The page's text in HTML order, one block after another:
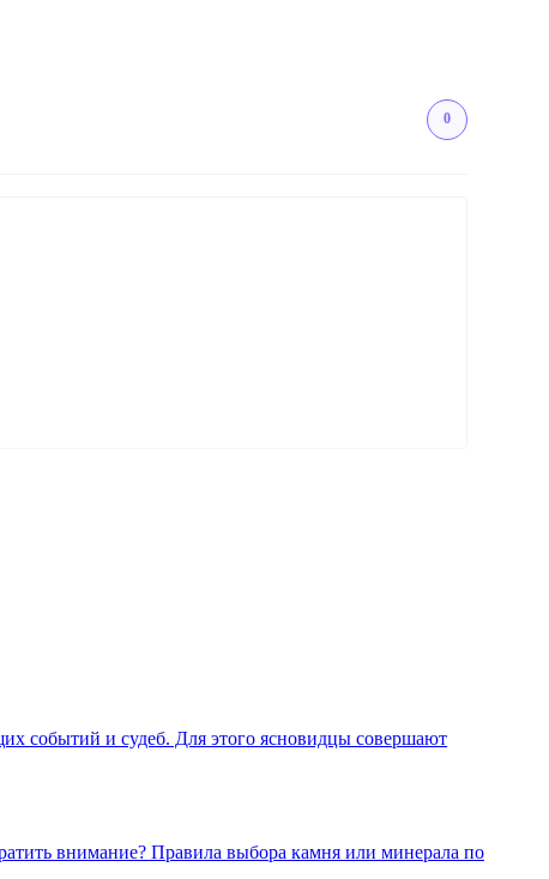
0
событий и судеб. Для этого ясновидцы совершают
внимание? Правила выбора камня или минерала по